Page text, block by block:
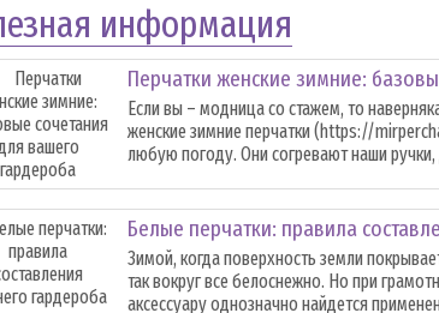
информация
Перчатки женские зимние:
Если вы – модница со стажем, то
женские зимние перчатки (https://
любую погоду. Они согревают наши
Белые перчатки: правила
Зимой, когда поверхность земли
так вокруг все белоснежно. Но при
аксессуару однозначно найдется